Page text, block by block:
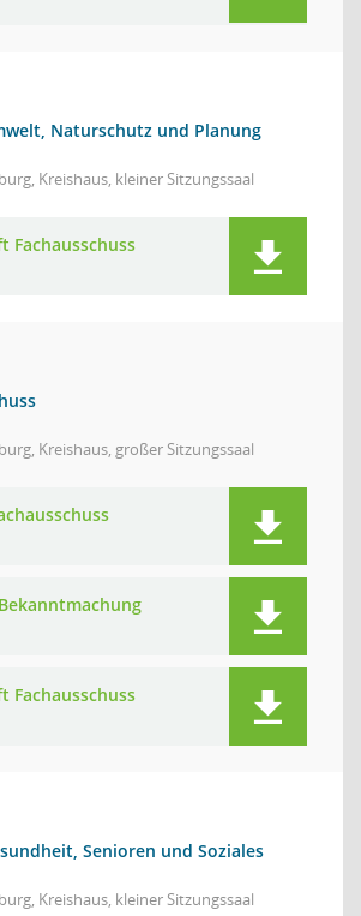
Naturschutz und Planung
Kreishaus, kleiner Sitzungssaal
Fachausschuss
Kreishaus, großer Sitzungssaal
Fachausschuss
Senioren und Soziales
Kreishaus, kleiner Sitzungssaal